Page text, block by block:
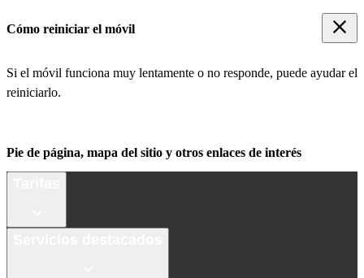
Cómo reiniciar el móvil
Si el móvil funciona muy lentamente o no responde, puede ayudar el
reiniciarlo.
Pie de página, mapa del sitio y otros enlaces de interés